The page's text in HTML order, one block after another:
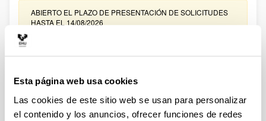
Esta página web usa cookies
Las cookies de este sitio web se usan para personalizar
el contenido y los anuncios, ofrecer funciones de redes
ABIERTO EL PLAZO DE PRESENTACIÓN DE SOLICITUDES
HASTA EL 14/08/2026
Ayudas para financiación de la adquisición y renovación de
UPV/EHU 2026
Trámite abierto
25/03/2026: Corrección de errores del listado provisional de
solicitudes admitidas y excluidas. 23/03/2026: Relación